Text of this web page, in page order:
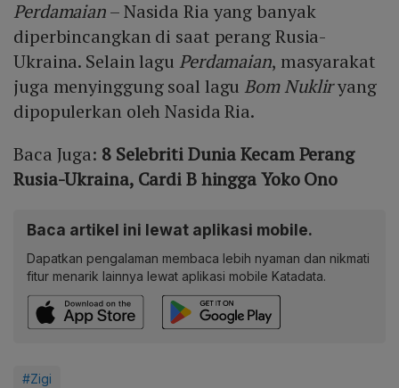
Perdamaian– Nasida Ria yang banyak
diperbincangkan di saat perang Rusia-
Ukraina. Selain lagu Perdamaian, masyarakat
juga menyinggung soal lagu Bom Nukliryang
dipopulerkan oleh Nasida Ria.
Baca Juga: 8 Selebriti Dunia Kecam Perang
Rusia-Ukraina, Cardi B hingga Yoko Ono
Baca artikel ini lewat aplikasi mobile.
Dapatkan pengalaman membaca lebih nyaman dan nikmati
fitur menarik lainnya lewat aplikasi mobile Katadata.
#Zigi